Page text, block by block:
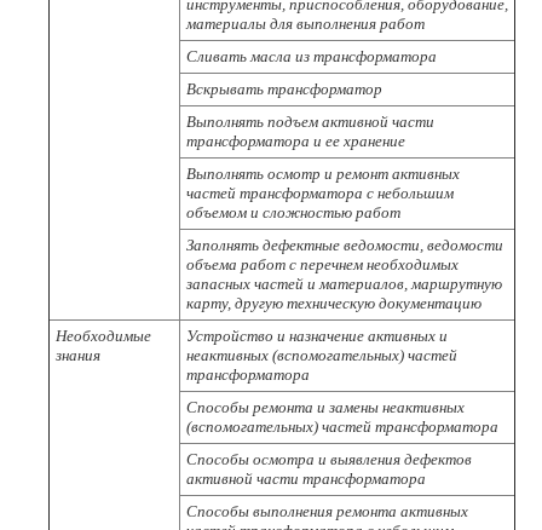
инструменты, приспособления, оборудование,
материалы для выполнения работ
Сливать масла из трансформатора
Вскрывать трансформатор
Выполнять подъем активной части
трансформатора и ее хранение
Выполнять осмотр и ремонт активных
частей трансформатора с небольшим
объемом и сложностью работ
Заполнять дефектные ведомости, ведомости
объема работ с перечнем необходимых
запасных частей и материалов, маршрутную
карту, другую техническую документацию
Необходимые
знания
Устройство и назначение активных и
неактивных (вспомогательных) частей
трансформатора
Способы ремонта и замены неактивных
(вспомогательных) частей трансформатора
Способы осмотра и выявления дефектов
активной части трансформатора
Способы выполнения ремонта активных